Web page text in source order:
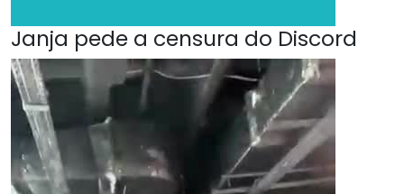
Janja pede a censura do Discord